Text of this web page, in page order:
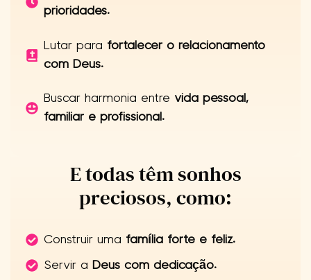
prioridades.
Lutar para fortalecer o relacionamento
com Deus.
Buscar harmonia entre vida pessoal,
familiar e profissional.
E todas têm sonhos
preciosos, como:
Construir uma família forte e feliz.
Servir a Deus com dedicação.